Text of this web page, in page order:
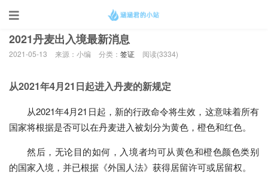
当前位置：
2021丹麦出入境最新消息
2021-05-13 来源：小编 分类： 签证 阅读(3334)
从2021年4月21日起进入丹麦的新规定
从2021年4月21日起，新的行政命令将生效，这意味着所有
国家将根据是否可以在丹麦进入被划分为黄色，橙色和红色。
然后，无论目的如何，入境者均可从黄色和橙色颜色类别
的国家入境，并已根据《外国人法》获得居留许可或居留权。